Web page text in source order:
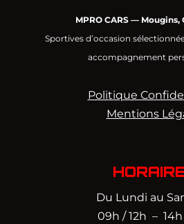
MPRO CARS — Mougins,
Sportives d’occasion
accompagnement
Politique
Mentions
Du Lundi au
09h / 12h – 14h